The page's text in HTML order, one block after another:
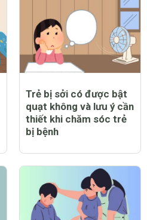
thiết khi chăm sóc trẻ
bị bệnh